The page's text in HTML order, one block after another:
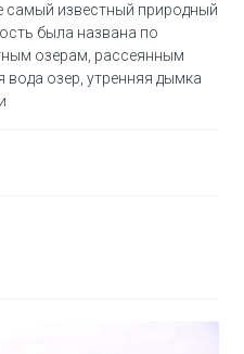
самый известный природный
была названа по
озерам, рассеянным
вода озер, утренняя дымка